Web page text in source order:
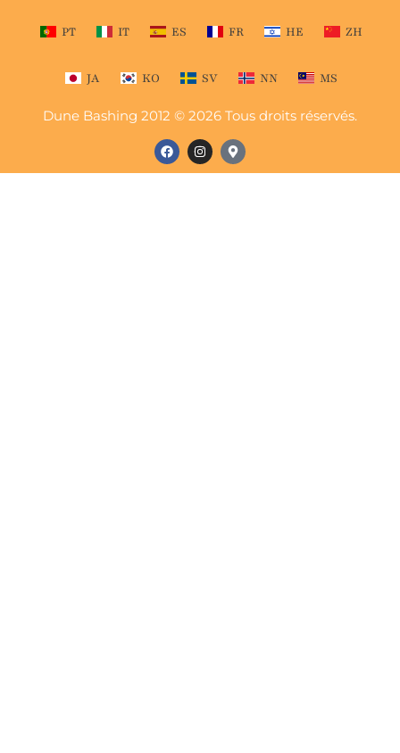
PT IT ES FR HE ZH
JA KO SV NN MS
Dune Bashing 2012 © 2026 Tous droits réservés.